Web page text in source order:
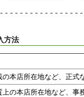
方法
本店所在地など、正式
の本店所在地など、事